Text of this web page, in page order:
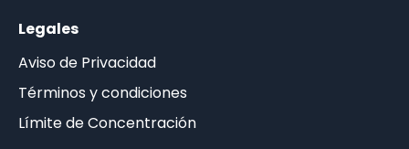
Legales
Aviso de Privacidad
Términos y condiciones
Límite de Concentración